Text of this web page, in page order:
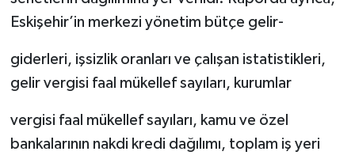
Eskişehir’in merkezi yönetim bütçe gelir-
giderleri, işsizlik oranları ve çalışan istatistikleri,
gelir vergisi faal mükellef sayıları, kurumlar
vergisi faal mükellef sayıları, kamu ve özel
bankalarının nakdi kredi dağılımı, toplam iş yeri